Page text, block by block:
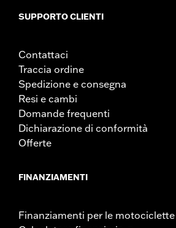
SUPPORTO CLIENTI
Contattaci
Traccia ordine
Spedizione e consegna
Resi e cambi
Domande frequenti
Dichiarazione di conformità
Offerte
FINANZIAMENTI
Finanziamenti per le motociclette